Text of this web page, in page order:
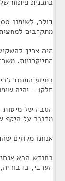
בתכנית פיתוח של 10 מיליון
מתקרבים
התייקרויות.
בסיוע המוסד
חלקו - יהיה
הסבה של מיטות
מדובר על היקף של 1,000
אנחנו מקווים
בחודש הבא
הערבי,